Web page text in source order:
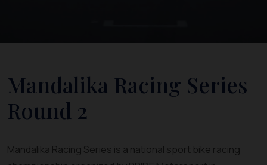
Mandalika Racing Series
Round 2
Mandalika Racing Series is a national sport bike racing